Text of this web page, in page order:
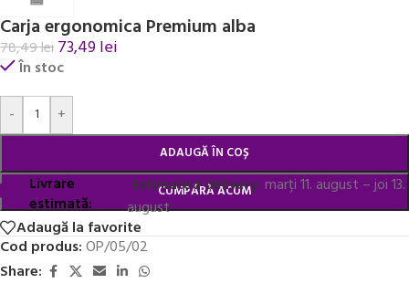
Carja ergonomica Premium alba
78,49lei73,49lei
În stoc
-
+
ADAUGĂ ÎN COȘ
CUMPĂRĂ ACUM
Alternative:
Livrare
estimată:
Estimated delivery:marți 11. august – joi 13.
august
Adaugă la favorite
Cod produs:OP/05/02
Share: